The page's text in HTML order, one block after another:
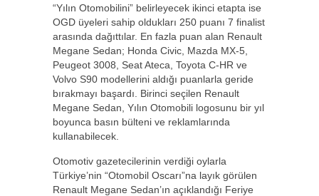
“Yılın Otomobilini” belirleyecek ikinci etapta ise
OGD üyeleri sahip oldukları 250 puanı 7 finalist
arasında dağıttılar. En fazla puan alan Renault
Megane Sedan; Honda Civic, Mazda MX-5,
Peugeot 3008, Seat Ateca, Toyota C-HR ve
Volvo S90 modellerini aldığı puanlarla geride
bırakmayı başardı. Birinci seçilen Renault
Megane Sedan, Yılın Otomobili logosunu bir yıl
boyunca basın bülteni ve reklamlarında
kullanabilecek.
Otomotiv gazetecilerinin verdiği oylarla
Türkiye’nin “Otomobil Oscarı”na layık görülen
Renault Megane Sedan’ın açıklandığı Feriye